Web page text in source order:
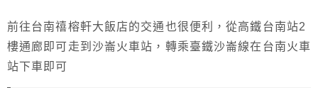
前往台南禧榕軒大飯店的交通也很便利，從高鐵台南站2
樓通廊即可走到沙崙火車站，轉乘臺鐵沙崙線在台南火車
站下車即可